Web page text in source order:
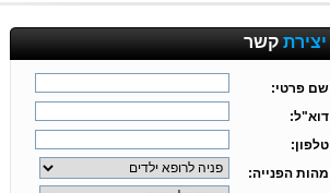
יצירת קשר
שם פרטי:
דוא"ל:
טלפון:
מהות הפנייה: